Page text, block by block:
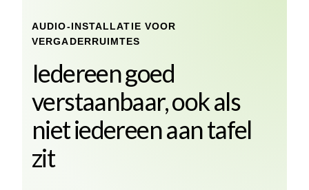
AUDIO-INSTALLATIE VOOR
VERGADERRUIMTES
Iedereen goed
verstaanbaar, ook als
niet iedereen aan tafel
zit